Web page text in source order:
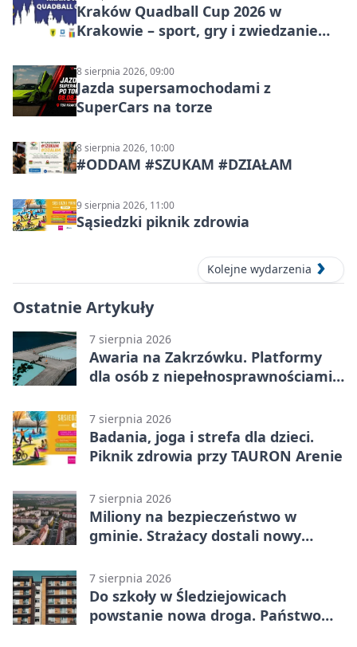
Kraków Quadball Cup 2026 w
Krakowie – sport, gry i zwiedzanie
8 sierpnia 2026, 09:00
Jazda supersamochodami z
SuperCars na torze
8 sierpnia 2026, 10:00
#ODDAM #SZUKAM #DZIAŁAM
9 sierpnia 2026, 11:00
Sąsiedzki piknik zdrowia
Kolejne wydarzenia
Ostatnie Artykuły
7 sierpnia 2026
Awaria na Zakrzówku. Platformy
dla osób z niepełnosprawnościami
7 sierpnia 2026
Badania, joga i strefa dla dzieci.
Piknik zdrowia przy TAURON Arenie
7 sierpnia 2026
Miliony na bezpieczeństwo w
gminie. Strażacy dostali nowy
7 sierpnia 2026
Do szkoły w Śledziejowicach
powstanie nowa droga. Państwo